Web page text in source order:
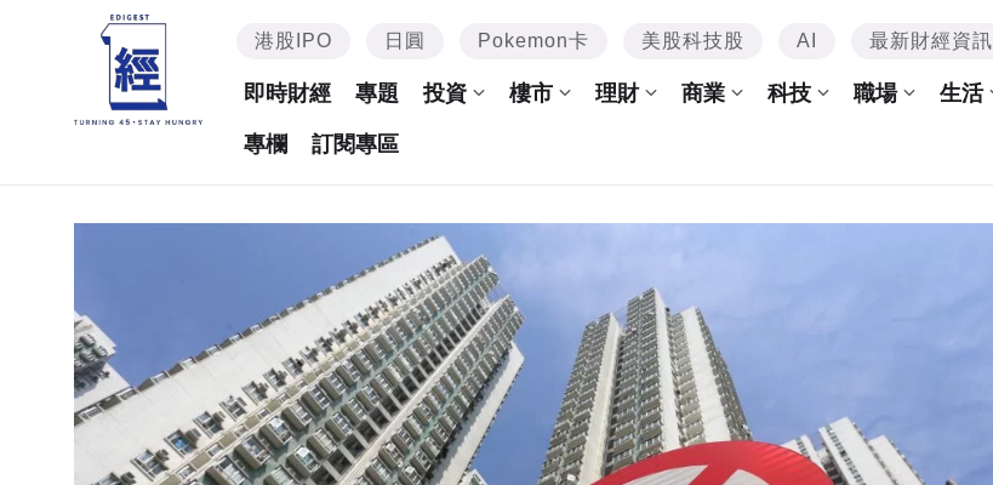
港股IPO 日圓 Pokemon卡 美股科技股 AI 最新財經資訊
即時財經 專題 投資 樓市 理財 商業 科技 職場 生活
專欄 訂閱專區